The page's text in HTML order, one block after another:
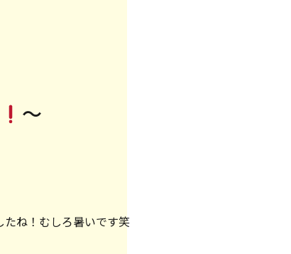
〜
ね！むしろ暑いです笑